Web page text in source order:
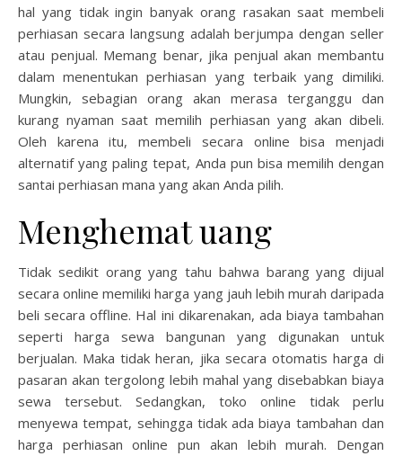
hal yang tidak ingin banyak orang rasakan saat membeli
perhiasan secara langsung adalah berjumpa dengan seller
atau penjual. Memang benar, jika penjual akan membantu
dalam menentukan perhiasan yang terbaik yang dimiliki.
Mungkin, sebagian orang akan merasa terganggu dan
kurang nyaman saat memilih perhiasan yang akan dibeli.
Oleh karena itu, membeli secara online bisa menjadi
alternatif yang paling tepat, Anda pun bisa memilih dengan
santai perhiasan mana yang akan Anda pilih.
Menghemat uang
Tidak sedikit orang yang tahu bahwa barang yang dijual
secara online memiliki harga yang jauh lebih murah daripada
beli secara offline. Hal ini dikarenakan, ada biaya tambahan
seperti harga sewa bangunan yang digunakan untuk
berjualan. Maka tidak heran, jika secara otomatis harga di
pasaran akan tergolong lebih mahal yang disebabkan biaya
sewa tersebut. Sedangkan, toko online tidak perlu
menyewa tempat, sehingga tidak ada biaya tambahan dan
harga perhiasan online pun akan lebih murah. Dengan